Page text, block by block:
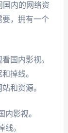
国内的网络资
要，拥有一个
国内影视。
掉线。
和资源。
影视。
。